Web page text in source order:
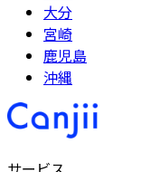
大分
宮崎
鹿児島
沖縄